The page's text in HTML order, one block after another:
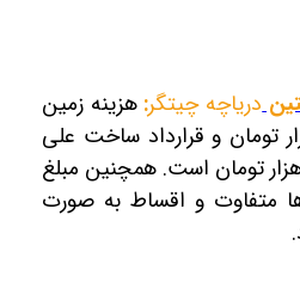
دریاچه چیتگر: هزینه زمین
5 میلیون و 500 هزار تومان و قرارداد ساخت علی‌
6 میلیون و 500 هزار تومان است. همچنین مبلغ
متفاوت و اقساط به صورت